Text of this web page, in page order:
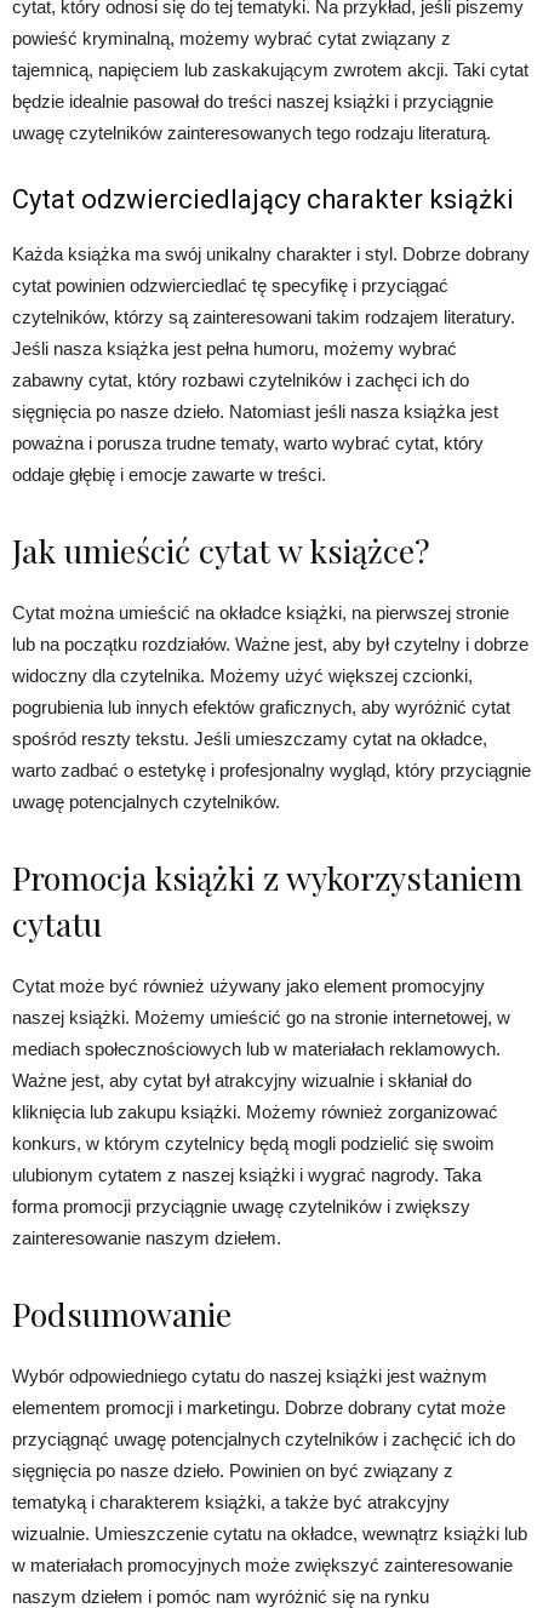
cytat, który odnosi się do tej tematyki. Na przykład, jeśli piszemy
powieść kryminalną, możemy wybrać cytat związany z
tajemnicą, napięciem lub zaskakującym zwrotem akcji. Taki cytat
będzie idealnie pasował do treści naszej książki i przyciągnie
uwagę czytelników zainteresowanych tego rodzaju literaturą.
Cytat odzwierciedlający charakter książki
Każda książka ma swój unikalny charakter i styl. Dobrze dobrany
cytat powinien odzwierciedlać tę specyfikę i przyciągać
czytelników, którzy są zainteresowani takim rodzajem literatury.
Jeśli nasza książka jest pełna humoru, możemy wybrać
zabawny cytat, który rozbawi czytelników i zachęci ich do
sięgnięcia po nasze dzieło. Natomiast jeśli nasza książka jest
poważna i porusza trudne tematy, warto wybrać cytat, który
oddaje głębię i emocje zawarte w treści.
Jak umieścić cytat w książce?
Cytat można umieścić na okładce książki, na pierwszej stronie
lub na początku rozdziałów. Ważne jest, aby był czytelny i dobrze
widoczny dla czytelnika. Możemy użyć większej czcionki,
pogrubienia lub innych efektów graficznych, aby wyróżnić cytat
spośród reszty tekstu. Jeśli umieszczamy cytat na okładce,
warto zadbać o estetykę i profesjonalny wygląd, który przyciągnie
uwagę potencjalnych czytelników.
Promocja książki z wykorzystaniem
cytatu
Cytat może być również używany jako element promocyjny
naszej książki. Możemy umieścić go na stronie internetowej, w
mediach społecznościowych lub w materiałach reklamowych.
Ważne jest, aby cytat był atrakcyjny wizualnie i skłaniał do
kliknięcia lub zakupu książki. Możemy również zorganizować
konkurs, w którym czytelnicy będą mogli podzielić się swoim
ulubionym cytatem z naszej książki i wygrać nagrody. Taka
forma promocji przyciągnie uwagę czytelników i zwiększy
zainteresowanie naszym dziełem.
Podsumowanie
Wybór odpowiedniego cytatu do naszej książki jest ważnym
elementem promocji i marketingu. Dobrze dobrany cytat może
przyciągnąć uwagę potencjalnych czytelników i zachęcić ich do
sięgnięcia po nasze dzieło. Powinien on być związany z
tematyką i charakterem książki, a także być atrakcyjny
wizualnie. Umieszczenie cytatu na okładce, wewnątrz książki lub
w materiałach promocyjnych może zwiększyć zainteresowanie
naszym dziełem i pomóc nam wyróżnić się na rynku